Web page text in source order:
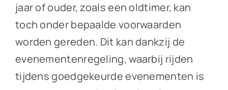
jaar of ouder, zoals een oldtimer, kan
toch onder bepaalde voorwaarden
worden gereden. Dit kan dankzij de
evenementenregeling, waarbij rijden
tijdens goedgekeurde evenementen is